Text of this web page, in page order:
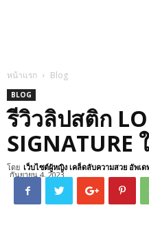
หน้าแรก Blog
BLOG
รีวิวลิปสติก
SIGNATURE
โดย เว็บไซต์ผู้หญิง เคล็ดลับความสวย อัพเ
กันยายน 4, 2023